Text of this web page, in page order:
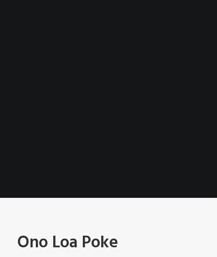
Ono Loa Poke